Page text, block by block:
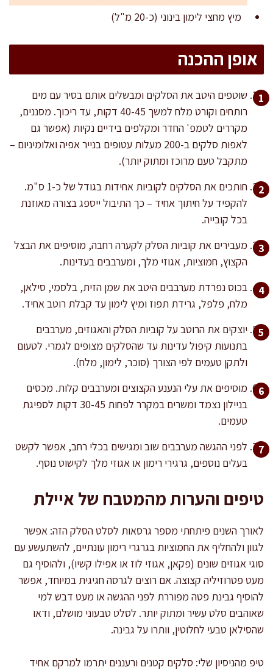
מיץ מחצי לימון בינוני (כ-20 מ"ל)
אופן ההכנה
שוטפים היטב את הסלקים ומבשלים אותם בסיר עם מים
רותחים וקורט מלח למשך 40-45 דקות, עד ריכוך. מסננים,
מקררים לטמפ' החדר ומקלפים בידיים נקיות (אפשר גם
לאפות סלקים ב-200 מעלות עטופים בנייר אפיה ואלומיניום –
מתקבל טעם מרוכז ומתוק יותר).
חותכים את הסלקים לקוביות אחידות בגודל של כ-1 ס"מ.
להקפיד על חיתוך אחיד – כך התיבול ייספג בצורה מאוזנת
בכל קובייה.
מעבירים את קוביות הסלק לקערה רחבה, מוסיפים את הבצל
הקצוץ, חמוציות, אגוזי מלך, ומערבבים בעדינות.
בכוס נפרדת מערבבים היטב את שמן הזית, בלסמי, סילאן,
מלח, פלפל, גרידת תפוז ומיץ לימון עד קבלת רוטב אחיד.
יוצקים את הרוטב על קוביות הסלק והאגוזים, מערבבים
בתנועות קיפול עדינות עד שהסלקים מצופים לגמרי. לטעום
ולתקן טעמים לפי הצורך (סוכר, לימון, מלח).
מוסיפים את עלי הנענע הקצוצים ומערבבים קלות. מכסים
בניילון נצמד ומשרים במקרר לפחות 30-45 דקות לספיגת
טעמים.
לפני ההגשה מערבבים שוב ומגישים בכלי רחב, אפשר לקשט
בעלים נוספים, גרגירי רימון או אגוזי מלך לקישוט נוסף.
טיפים והערות מהמטבח של איילת
לאורך השנים פיתחתי מספר גרסאות לסלט הסלק הזה: אפשר
לגוון ולהחליף את החמוציות בגרגרי רימון עונתיים, להשתעשע עם
סוגי אגוזים שונים (פקאן, אגוזי לוז או אפילו קשיו), ולהוסיף גם
מעט פטרוזיליה קצוצה. אם רוצים לגרסה חגיגית במיוחד, אפשר
להוסיף גבינת פטה מפוררת לפני ההגשה או מעט דבש למי
שאוהבים סלט עשיר ומתוק יותר. לסלט טבעוני מושלם, ודאו
שהסילאן טבעי לחלוטין, וותרו על גבינה.
טיפ מהניסיון שלי: סלקים קטנים ורעננים יתרמו למרקם אחיד